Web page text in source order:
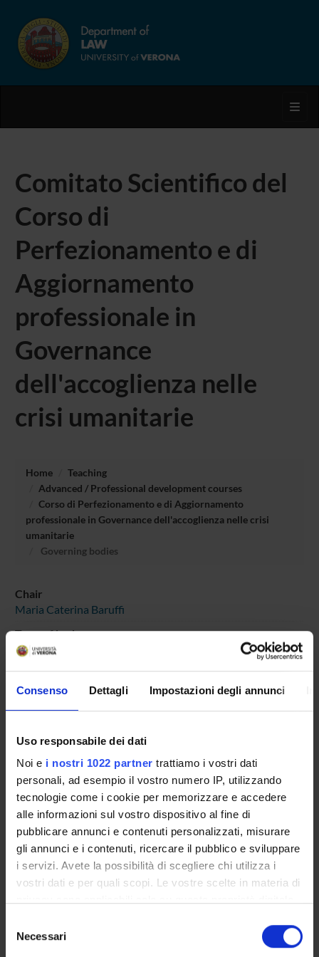
Consenso Dettagli Impostazioni degli annunci
Uso responsabile dei dati
Noi e i nostri 1022 partner trattiamo i vostri dati
personali, ad esempio il vostro numero IP, utilizzando
tecnologie come i cookie per memorizzare e accedere
alle informazioni sul vostro dispositivo al fine di
pubblicare annunci e contenuti personalizzati, misurare
gli annunci e i contenuti, ricercare il pubblico e sviluppare
i servizi. Avete la possibilità di scegliere chi utilizza i
vostri dati e per quali scopi. Le vostre scelte in materia di
modificare o revocare il proprio consenso in qualsiasi
momento dalla Dichiarazione sui cookie o facendo clic
delNecessari
Comitato Scientifico del
Corso di
Perfezionamento e di
Aggiornamento
professionale in
Governance
dell'accoglienza nelle
crisi umanitarie
Home
Teaching
Advanced / Professional development courses
Corso di Perfezionamento e di Aggiornamento
professionale in Governance dell'accoglienza nelle crisi
umanitarie
Governing bodies
Chair
Maria Caterina Baruffi
Type of body
Committee
Department
Law
Main Department
RECORDS AND DOCUMENTS
Degree Programme